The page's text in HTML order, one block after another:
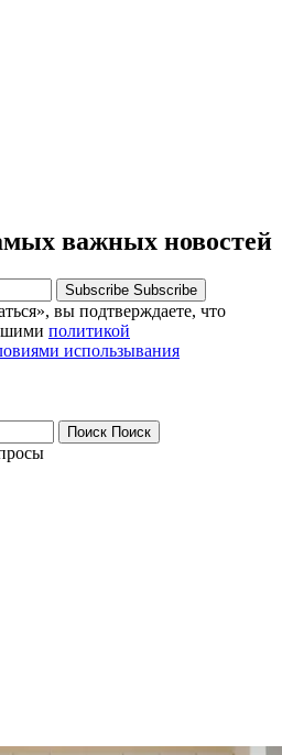
важных новостей
Subscribe Subscribe
вы подтверждаете, что
политикой
использывания
Поиск Поиск